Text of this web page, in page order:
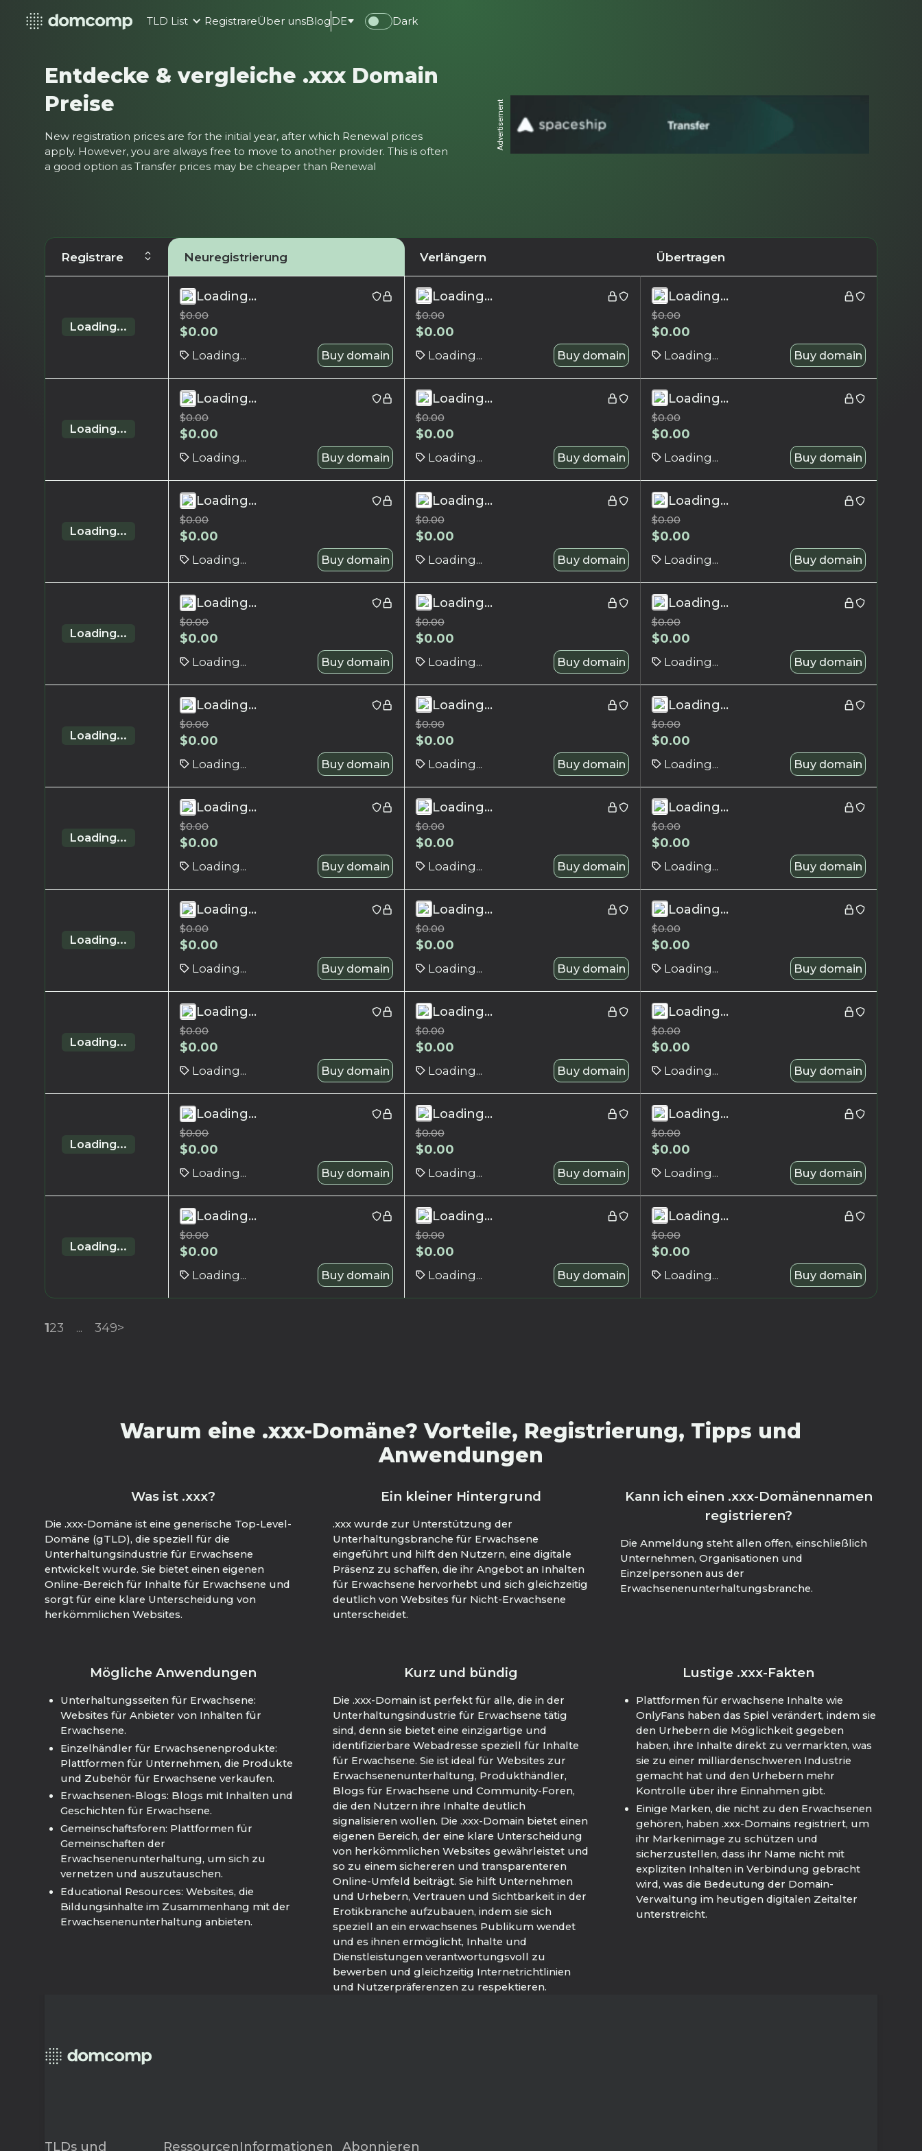
TLD List RegistrareÜber unsBlogDE Dark
Entdecke & vergleiche .xxx Domain
Preise
New registration prices are for the initial year, after which Renewal prices
apply. However, you are always free to move to another provider. This is often
a good option as Transfer prices may be cheaper than Renewal
Advertisement
Registrare Neuregistrierung Verlängern Übertragen
Loading...
Loading...
$0.00
$0.00
Loading... Buy domain
Loading...
$0.00
$0.00
Loading... Buy domain
Loading...
$0.00
$0.00
Loading... Buy domain
Loading...
Loading...
$0.00
$0.00
Loading... Buy domain
Loading...
$0.00
$0.00
Loading... Buy domain
Loading...
$0.00
$0.00
Loading... Buy domain
Loading...
Loading...
$0.00
$0.00
Loading... Buy domain
Loading...
$0.00
$0.00
Loading... Buy domain
Loading...
$0.00
$0.00
Loading... Buy domain
Loading...
Loading...
$0.00
$0.00
Loading... Buy domain
Loading...
$0.00
$0.00
Loading... Buy domain
Loading...
$0.00
$0.00
Loading... Buy domain
Loading...
Loading...
$0.00
$0.00
Loading... Buy domain
Loading...
$0.00
$0.00
Loading... Buy domain
Loading...
$0.00
$0.00
Loading... Buy domain
Loading...
Loading...
$0.00
$0.00
Loading... Buy domain
Loading...
$0.00
$0.00
Loading... Buy domain
Loading...
$0.00
$0.00
Loading... Buy domain
Loading...
Loading...
$0.00
$0.00
Loading... Buy domain
Loading...
$0.00
$0.00
Loading... Buy domain
Loading...
$0.00
$0.00
Loading... Buy domain
Loading...
Loading...
$0.00
$0.00
Loading... Buy domain
Loading...
$0.00
$0.00
Loading... Buy domain
Loading...
$0.00
$0.00
Loading... Buy domain
Loading...
Loading...
$0.00
$0.00
Loading... Buy domain
Loading...
$0.00
$0.00
Loading... Buy domain
Loading...
$0.00
$0.00
Loading... Buy domain
Loading...
Loading...
$0.00
$0.00
Loading... Buy domain
Loading...
$0.00
$0.00
Loading... Buy domain
Loading...
$0.00
$0.00
Loading... Buy domain
123 ... 349>
Warum eine .xxx-Domäne? Vorteile, Registrierung, Tipps und
Anwendungen
Was ist .xxx?
Die .xxx-Domäne ist eine generische Top-Level-
Domäne (gTLD), die speziell für die
Unterhaltungsindustrie für Erwachsene
entwickelt wurde. Sie bietet einen eigenen
Online-Bereich für Inhalte für Erwachsene und
sorgt für eine klare Unterscheidung von
herkömmlichen Websites.
Ein kleiner Hintergrund
.xxx wurde zur Unterstützung der
Unterhaltungsbranche für Erwachsene
eingeführt und hilft den Nutzern, eine digitale
Präsenz zu schaffen, die ihr Angebot an Inhalten
für Erwachsene hervorhebt und sich gleichzeitig
deutlich von Websites für Nicht-Erwachsene
unterscheidet.
Kann ich einen .xxx-Domänennamen
registrieren?
Die Anmeldung steht allen offen, einschließlich
Unternehmen, Organisationen und
Einzelpersonen aus der
Erwachsenenunterhaltungsbranche.
Mögliche Anwendungen
Unterhaltungsseiten für Erwachsene:
Websites für Anbieter von Inhalten für
Erwachsene.
Einzelhändler für Erwachsenenprodukte:
Plattformen für Unternehmen, die Produkte
und Zubehör für Erwachsene verkaufen.
Erwachsenen-Blogs: Blogs mit Inhalten und
Geschichten für Erwachsene.
Gemeinschaftsforen: Plattformen für
Gemeinschaften der
Erwachsenenunterhaltung, um sich zu
vernetzen und auszutauschen.
Educational Resources: Websites, die
Bildungsinhalte im Zusammenhang mit der
Erwachsenenunterhaltung anbieten.
Kurz und bündig
Die .xxx-Domain ist perfekt für alle, die in der
Unterhaltungsindustrie für Erwachsene tätig
sind, denn sie bietet eine einzigartige und
identifizierbare Webadresse speziell für Inhalte
für Erwachsene. Sie ist ideal für Websites zur
Erwachsenenunterhaltung, Produkthändler,
Blogs für Erwachsene und Community-Foren,
die den Nutzern ihre Inhalte deutlich
signalisieren wollen. Die .xxx-Domain bietet einen
eigenen Bereich, der eine klare Unterscheidung
von herkömmlichen Websites gewährleistet und
so zu einem sichereren und transparenteren
Online-Umfeld beiträgt. Sie hilft Unternehmen
und Urhebern, Vertrauen und Sichtbarkeit in der
Erotikbranche aufzubauen, indem sie sich
speziell an ein erwachsenes Publikum wendet
und es ihnen ermöglicht, Inhalte und
Dienstleistungen verantwortungsvoll zu
bewerben und gleichzeitig Internetrichtlinien
und Nutzerpräferenzen zu respektieren.
Lustige .xxx-Fakten
Plattformen für erwachsene Inhalte wie
OnlyFans haben das Spiel verändert, indem sie
den Urhebern die Möglichkeit gegeben
haben, ihre Inhalte direkt zu vermarkten, was
sie zu einer milliardenschweren Industrie
gemacht hat und den Urhebern mehr
Kontrolle über ihre Einnahmen gibt.
Einige Marken, die nicht zu den Erwachsenen
gehören, haben .xxx-Domains registriert, um
ihr Markenimage zu schützen und
sicherzustellen, dass ihr Name nicht mit
expliziten Inhalten in Verbindung gebracht
wird, was die Bedeutung der Domain-
Verwaltung im heutigen digitalen Zeitalter
unterstreicht.
TLDs und RessourcenInformationen Abonnieren